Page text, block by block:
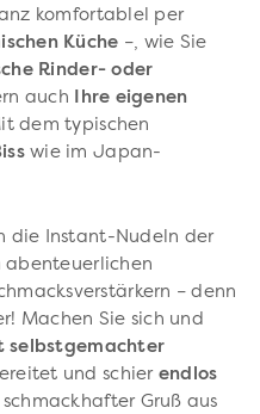
komfortablel per
Küche –, wie Sie
Rinder- oder
auch Ihre eigenen
dem typischen
wie im Japan-
die Instant-Nudeln der
abenteuerlichen
– denn
Machen Sie sich und
selbstgemachter
und schier endlos
Gruß aus